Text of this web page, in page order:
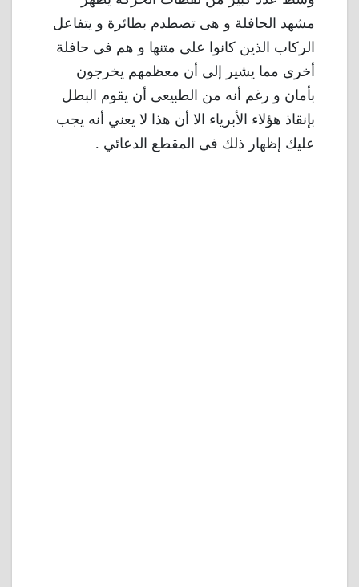
مشهد الحافلة و هى تصطدم بطائرة و يتفاعل
الركاب الذين كانوا على متنها و هم فى حافلة
أخرى مما يشير إلى أن معظمهم يخرجون
بأمان و رغم أنه من الطبيعى أن يقوم البطل
بإنقاذ هؤلاء الأبرياء الا أن هذا لا يعني أنه يجب
عليك إظهار ذلك فى المقطع الدعائي .